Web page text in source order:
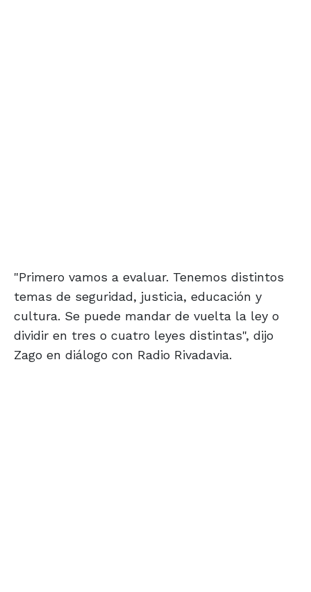
"Primero vamos a evaluar. Tenemos distintos
temas de seguridad, justicia, educación y
cultura. Se puede mandar de vuelta la ley o
dividir en tres o cuatro leyes distintas", dijo
Zago en diálogo con Radio Rivadavia.